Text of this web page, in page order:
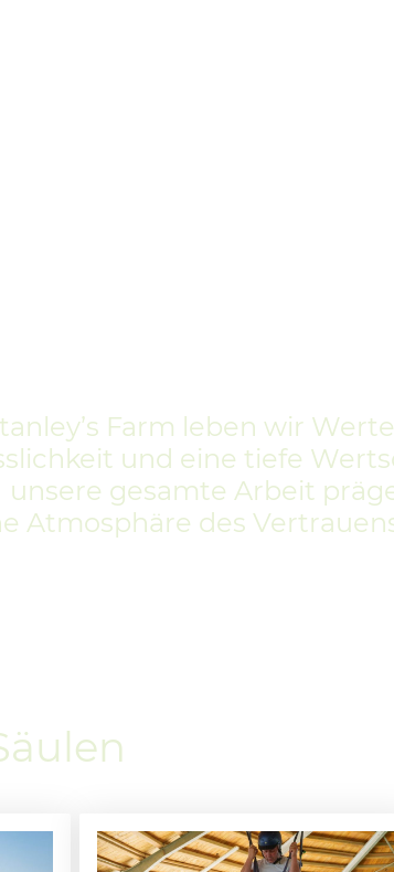
Farm leben wir
und eine tiefe
unsere gesamte Arbeit
Atmosphäre des